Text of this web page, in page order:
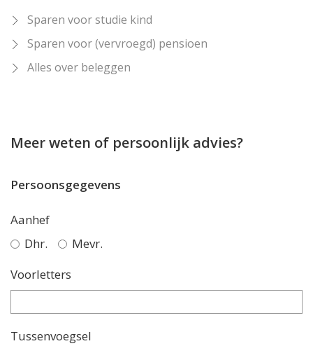
Sparen voor studie kind
Sparen voor (vervroegd) pensioen
Alles over beleggen
Meer weten of persoonlijk advies?
Persoonsgegevens
Aanhef
Dhr.
Mevr.
Voorletters
Tussenvoegsel